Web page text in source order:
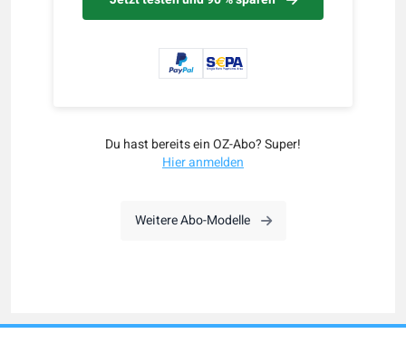
Du hast bereits ein OZ-Abo? Super!
Hier anmelden
Weitere Abo-Modelle